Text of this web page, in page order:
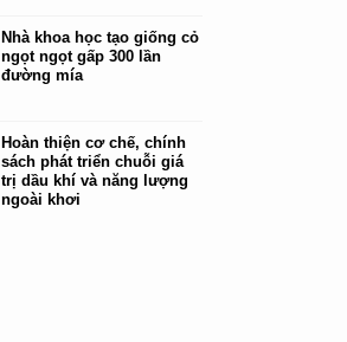
Nhà khoa học tạo giống cỏ
ngọt ngọt gấp 300 lần
đường mía
Hoàn thiện cơ chế, chính
sách phát triển chuỗi giá
trị dầu khí và năng lượng
ngoài khơi